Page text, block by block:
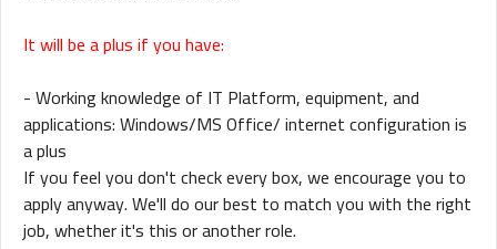
It will be a plus if you have:
- Working knowledge of IT Platform, equipment, and
applications: Windows/MS Office/ internet configuration is
a plus
If you feel you don't check every box, we encourage you to
apply anyway. We'll do our best to match you with the right
job, whether it's this or another role.